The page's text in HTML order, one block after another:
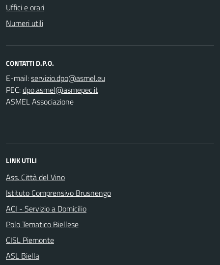
Uffici e orari
Numeri utili
CONTATTI D.P.O.
E-mail:
PEC:
ASMEL Associazione
LINK UTILI
Ass. Città del Vino
Istituto Comprensivo Brusnengo
ACI - Servizio a Domicilio
Polo Tematico Biellese
CISL Piemonte
ASL Biella